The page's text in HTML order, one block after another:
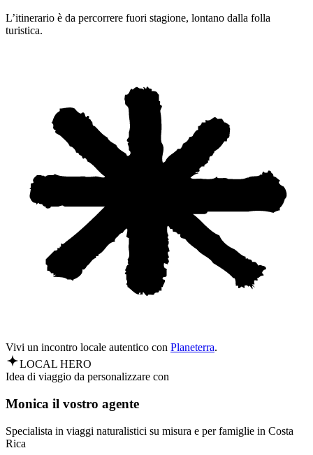
L’itinerario è da percorrere fuori stagione, lontano dalla folla
turistica.
Vivi un incontro locale autentico con Planeterra.
LOCAL HERO
Idea di viaggio da personalizzare con
Monica il vostro agente
Specialista in viaggi naturalistici su misura e per famiglie in Costa
Rica